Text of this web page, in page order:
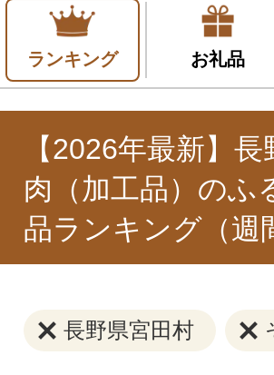
ランキング お礼品
【2026年最新】
肉（加工品）のふ
品ランキング（週
長野県宮田村